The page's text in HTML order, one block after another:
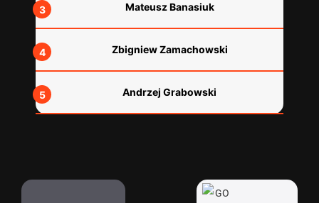
Mateusz Banasiuk
Zbigniew Zamachowski
Andrzej Grabowski